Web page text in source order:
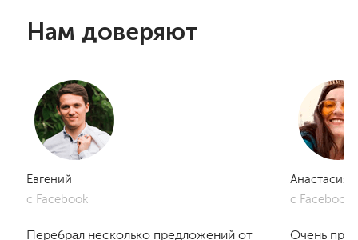
Нам доверяют
Евгений
с Facebook
Перебрал несколько предложений от
Анастасия
с Facebook
Очень